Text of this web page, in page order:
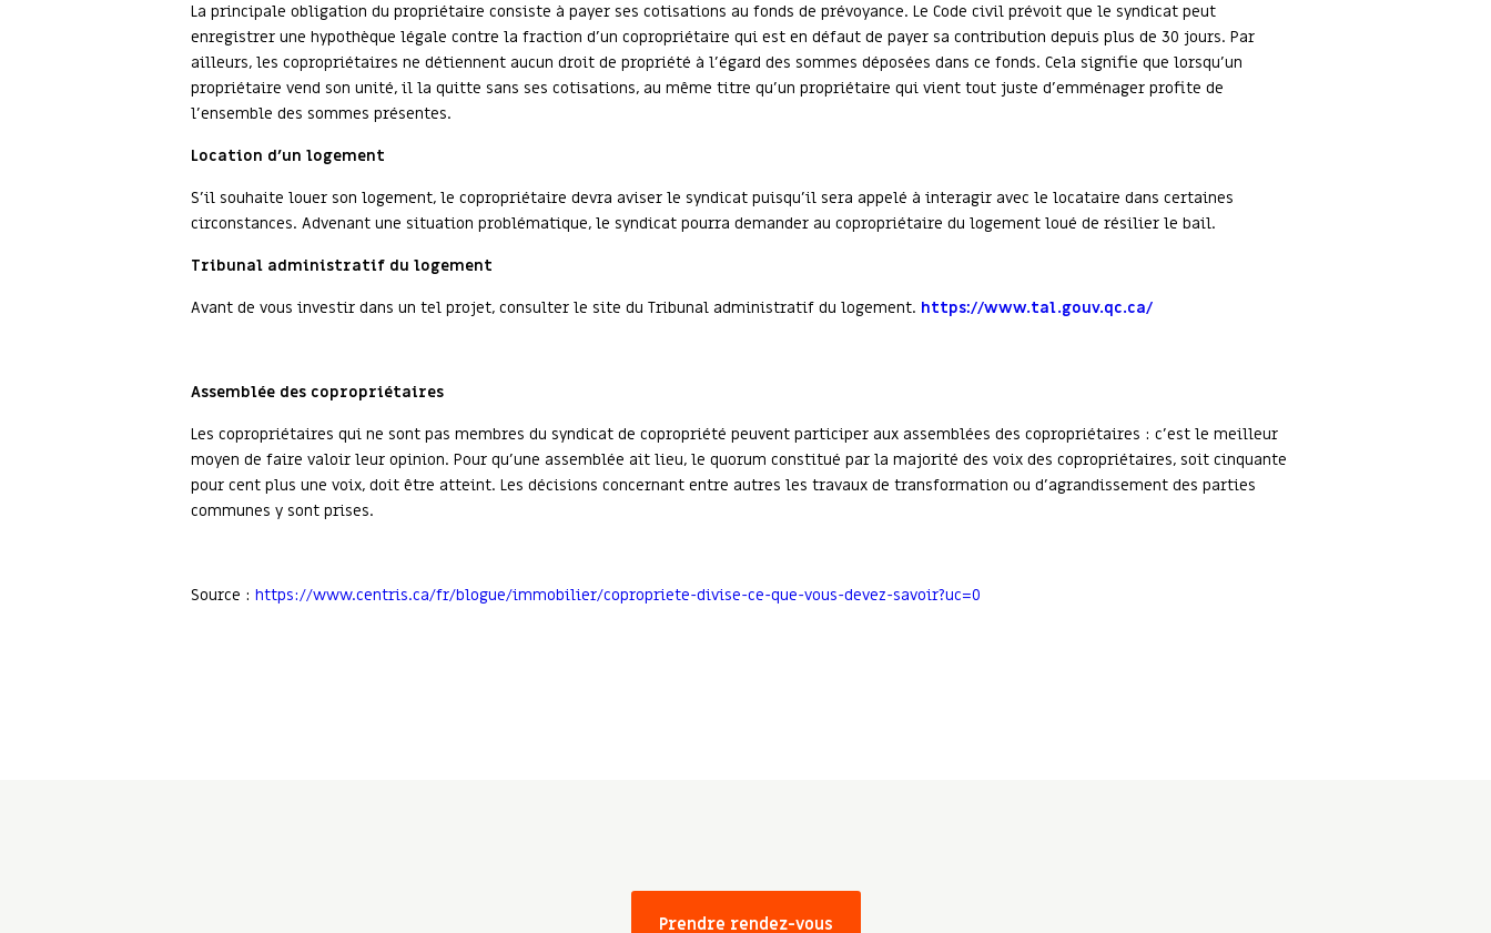
La principale obligation du propriétaire consiste à payer ses cotisations au fonds de prévoyance. Le Code civil prévoit que le syndicat peut
enregistrer une hypothèque légale contre la fraction d’un copropriétaire qui est en défaut de payer sa contribution depuis plus de 30 jours. Par
ailleurs, les copropriétaires ne détiennent aucun droit de propriété à l’égard des sommes déposées dans ce fonds. Cela signifie que lorsqu’un
propriétaire vend son unité, il la quitte sans ses cotisations, au même titre qu’un propriétaire qui vient tout juste d’emménager profite de
l’ensemble des sommes présentes.
Location d’un logement
S’il souhaite louer son logement, le copropriétaire devra aviser le syndicat puisqu’il sera appelé à interagir avec le locataire dans certaines
circonstances. Advenant une situation problématique, le syndicat pourra demander au copropriétaire du logement loué de résilier le bail.
Tribunal administratif du logement
Avant de vous investir dans un tel projet, consulter le site du Tribunal administratif du logement. https://www.tal.gouv.qc.ca/
Assemblée des copropriétaires
Les copropriétaires qui ne sont pas membres du syndicat de copropriété peuvent participer aux assemblées des copropriétaires : c’est le meilleur
moyen de faire valoir leur opinion. Pour qu’une assemblée ait lieu, le quorum constitué par la majorité des voix des copropriétaires, soit cinquante
pour cent plus une voix, doit être atteint. Les décisions concernant entre autres les travaux de transformation ou d’agrandissement des parties
communes y sont prises.
Source : https://www.centris.ca/fr/blogue/immobilier/copropriete-divise-ce-que-vous-devez-savoir?uc=0
Prendre rendez-vous